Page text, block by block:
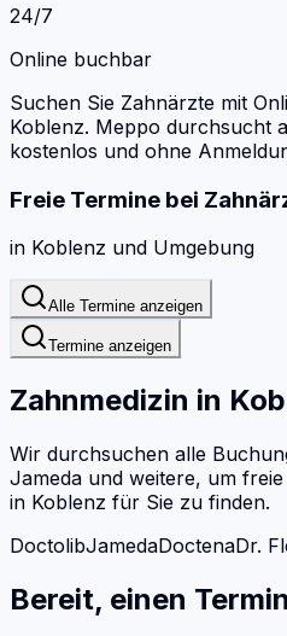
24/7
Online buchbar
Suchen Sie Zahnärzte mit
Koblenz. Meppo durchsucht
kostenlos und ohne
Freie Termine bei
in Koblenz und Umgebung
Alle Termine anzeigen
Termine anzeigen
Zahnmedizin in
Wir durchsuchen alle
Jameda und weitere, um
in Koblenz für Sie zu finden.
DoctolibJamedaDoctenaDr.
Bereit, einen